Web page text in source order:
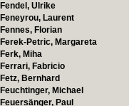
Fendel, Ulrike
Feneyrou, Laurent
Fennes, Florian
Ferek-Petric, Margareta
Ferk, Miha
Ferrari, Fabricio
Fetz, Bernhard
Feuchtinger, Michael
Feuersänger, Paul